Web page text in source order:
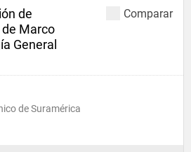
Comparar
de
Marco
General
de Suramérica